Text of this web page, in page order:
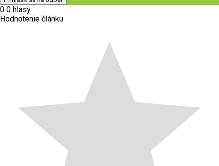
0 0 hlasy
Hodnotenie článku